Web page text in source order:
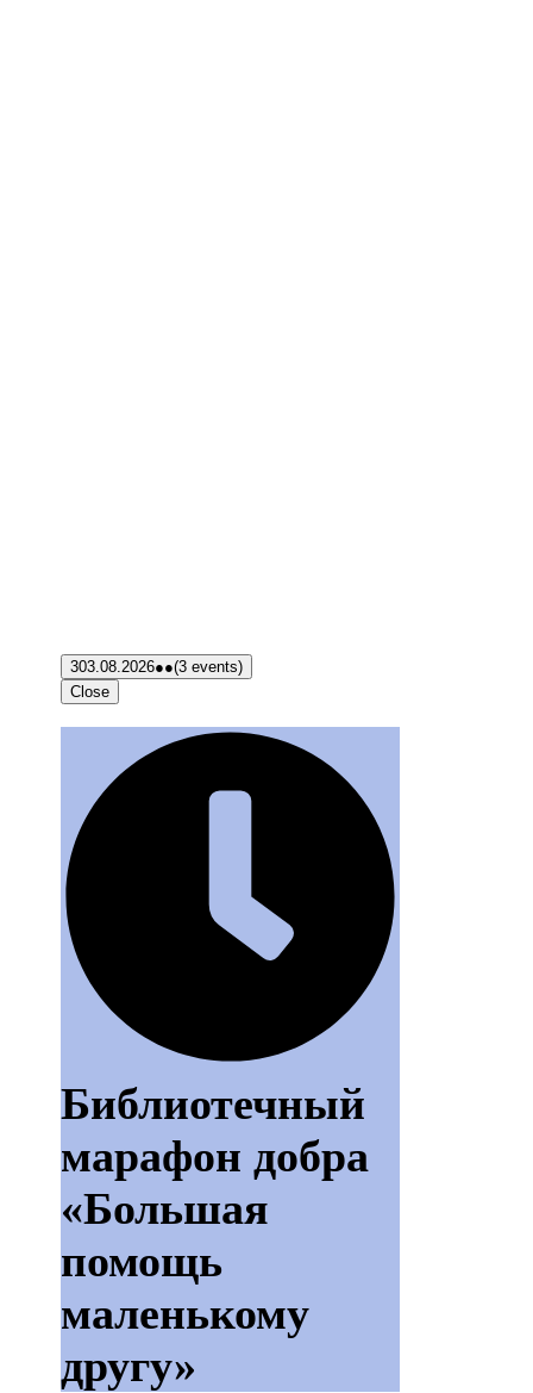
303.08.2026●●(3 events)
Close
Библиотечный
марафон добра
«Большая
помощь
маленькому
другу»